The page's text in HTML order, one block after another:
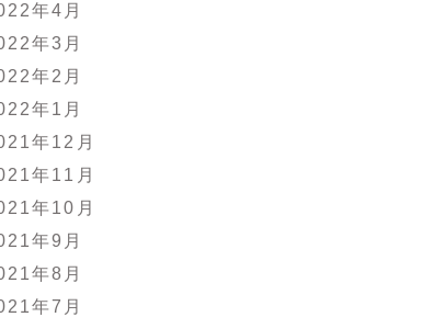
年4月
年3月
年2月
年1月
年12月
年11月
年10月
年9月
年8月
年7月